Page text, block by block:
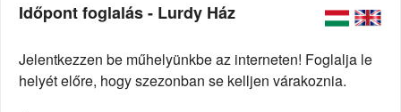
Időpont foglalás - Lurdy Ház
Jelentkezzen be műhelyünkbe az interneten! Foglalja le
helyét előre, hogy szezonban se kelljen várakoznia.